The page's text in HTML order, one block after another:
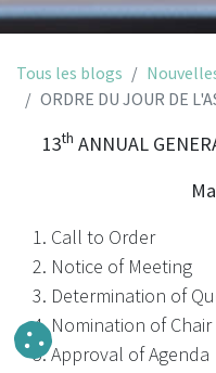
Tous les blogs
ORDRE DU JOUR DE
13th ANNUAL
Call to Order
Notice of Meeting
Determination of
Nomination of Chair
Approval of Agenda